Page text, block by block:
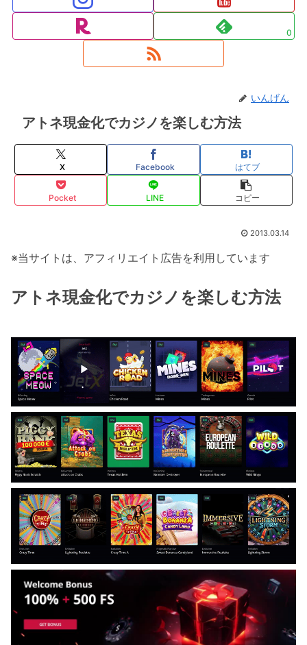
0
いんげん
アトネ現金化でカジノを楽しむ方法
X Facebook はてブ
Pocket LINE コピー
2013.03.14
※当サイトは、アフィリエイト広告を利用しています
アトネ現金化でカジノを楽しむ方法